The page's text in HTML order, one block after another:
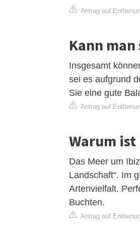
Antrag auf
Kann
Insgesamt
sei es aufgrund
Sie eine gute
Antrag auf
Warum
Das Meer um
Landschaft“. Im
Artenvielfalt.
Buchten.
Antrag auf